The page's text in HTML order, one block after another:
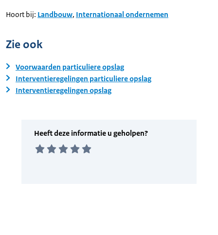
Hoort bij: Landbouw, Internationaal ondernemen
Zie ook
Voorwaarden particuliere opslag
Interventieregelingen particuliere opslag
Interventieregelingen opslag